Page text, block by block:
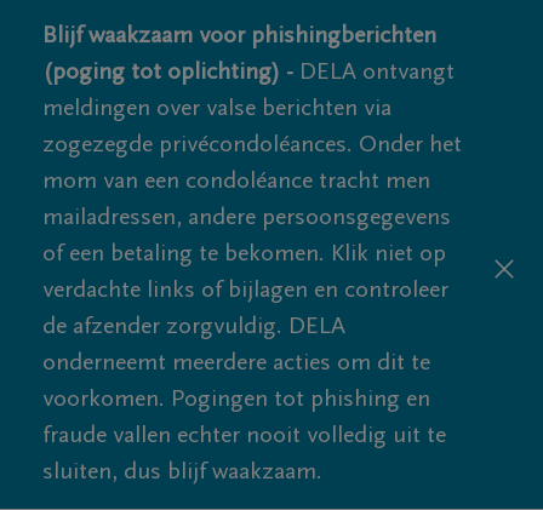
Blijf waakzaam voor phishingberichten
(poging tot oplichting) - DELA ontvangt
meldingen over valse berichten via
zogezegde privécondoléances. Onder het
mom van een condoléance tracht men
mailadressen, andere persoonsgegevens
of een betaling te bekomen. Klik niet op
verdachte links of bijlagen en controleer
de afzender zorgvuldig. DELA
onderneemt meerdere acties om dit te
voorkomen. Pogingen tot phishing en
fraude vallen echter nooit volledig uit te
sluiten, dus blijf waakzaam.